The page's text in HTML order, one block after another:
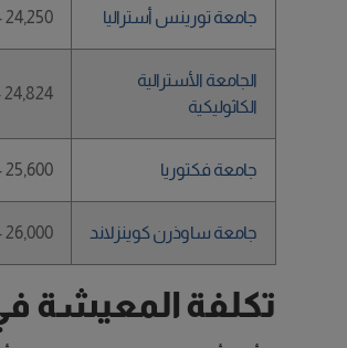
جامعة تورينس أستراليا 24,250 - 32,800 دولار أسترالي
الجامعة الأسترالية
الكاثوليكية
24,824 - 40,656 دولار أسترالي
جامعة فكتوريا 25,600 - 38,200 دولار أسترالي
جامعة ساوذرن كوينزلاند 26,000 - 33,000 دولار أسترالي
تكلفة المعيشة